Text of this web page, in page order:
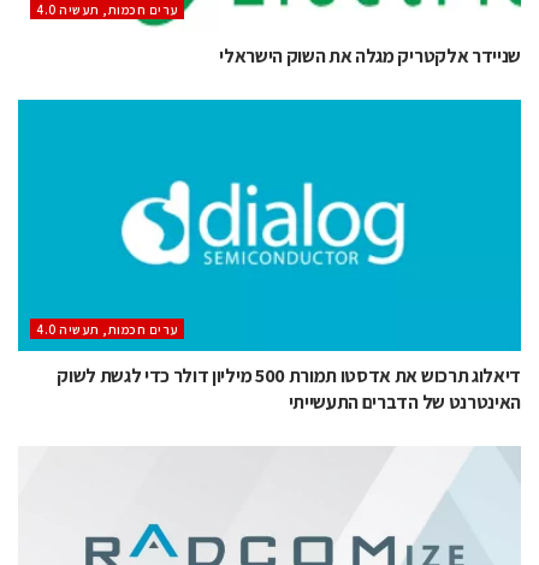
ערים חכמות, תעשיה 4.0
שניידר אלקטריק מגלה את השוק הישראלי
ערים חכמות, תעשיה 4.0
דיאלוג תרכוש את אדסטו תמורת 500 מיליון דולר כדי לגשת לשוק
האינטרנט של הדברים התעשייתי